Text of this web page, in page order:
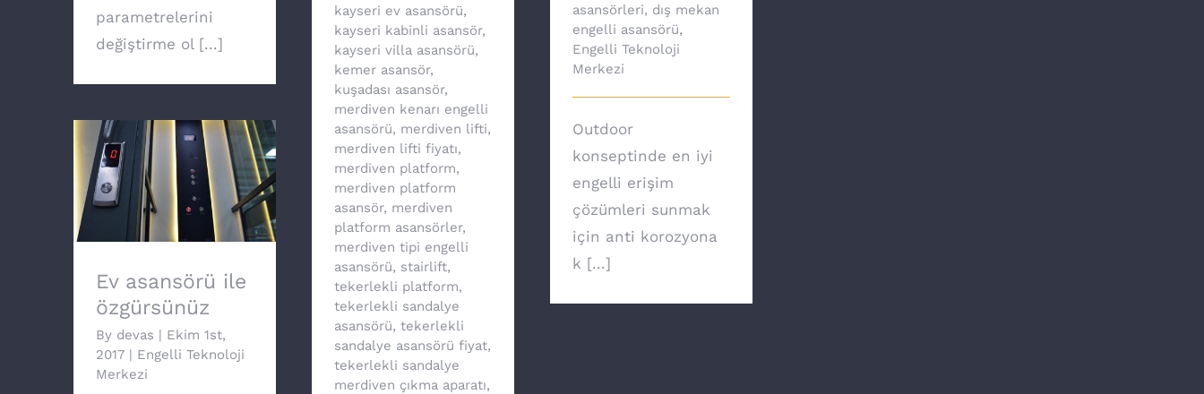
kayseri ev asansörü,
kayseri kabinli asansör,
kayseri villa asansörü,
kemer asansör,
kuşadası asansör,
merdiven kenarı engelli
asansörü, merdiven lifti,
merdiven lifti fiyatı,
merdiven platform,
merdiven platform
asansör, merdiven
platform asansörler,
merdiven tipi engelli
asansörü, stairlift,
tekerlekli platform,
tekerlekli sandalye
asansörü, tekerlekli
sandalye asansörü fiyat,
tekerlekli sandalye
merdiven çıkma aparatı,
parametrelerini
değiştirme ol [...]
asansörleri, dış mekan
engelli asansörü,
Engelli Teknoloji
Merkezi
Outdoor
konseptinde en iyi
engelli erişim
çözümleri sunmak
için anti korozyona
k [...]
Ev asansörü ile
özgürsünüz
Ev asansörü ile
özgürsünüz
By devas | Ekim 1st,
2017 | Engelli Teknoloji
Merkezi